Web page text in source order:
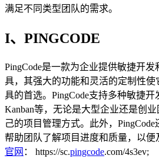
满足不同类型团队的需求。
I、PINGCODE
PingCode是一款为企业提供敏捷开
具，其强大的功能和灵活的定制性
具的首选。PingCode支持多种敏捷开
Kanban等，无论是大型企业还是创
己的项目管理方式。此外，PingCode
帮助团队了解项目进度和质量，以便
官网 ： https://sc.pingcode.com/4s3ev;